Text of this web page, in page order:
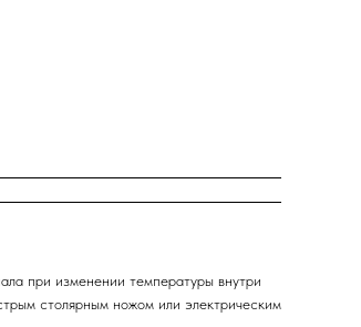
при изменении температуры внутри
столярным ножом или электрическим